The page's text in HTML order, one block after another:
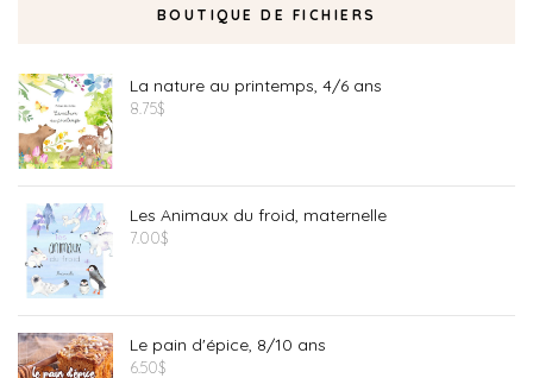
BOUTIQUE DE FICHIERS
La nature au printemps, 4/6 ans
8.75$
Les Animaux du froid, maternelle
7.00$
Le pain d'épice, 8/10 ans
6.50$